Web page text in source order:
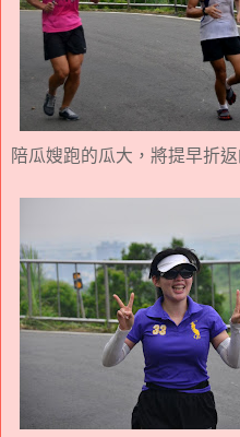
陪瓜嫂跑的瓜大，將提早折